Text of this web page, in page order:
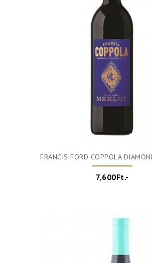
FRANCIS FORD COPPOLA
7,600Ft.-